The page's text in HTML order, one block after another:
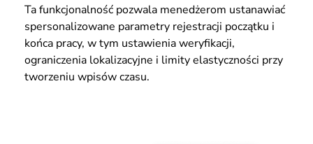
Ta funkcjonalność pozwala menedżerom ustanawiać
spersonalizowane parametry rejestracji początku i
końca pracy, w tym ustawienia weryfikacji,
ograniczenia lokalizacyjne i limity elastyczności przy
tworzeniu wpisów czasu.